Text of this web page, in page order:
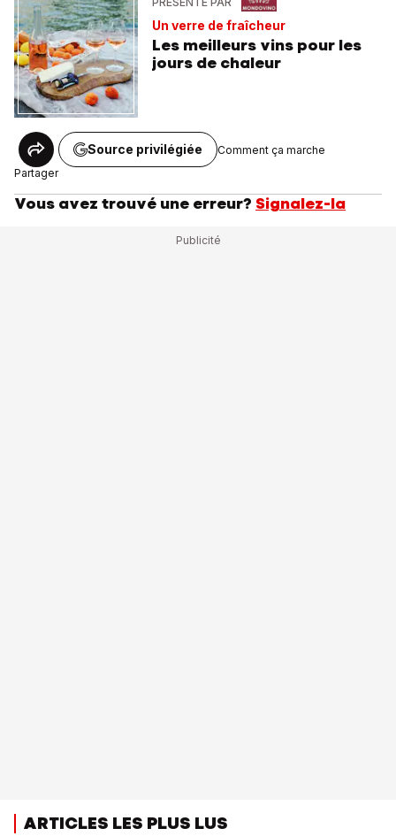
Un verre de fraîcheur
Les meilleurs vins pour les
jours de chaleur
Partager
Source privilégiée Comment ça marche
Vous avez trouvé une erreur? Signalez-la
ARTICLES LES PLUS LUS